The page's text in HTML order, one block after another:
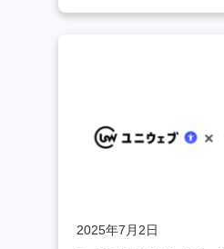
2025年7月2日